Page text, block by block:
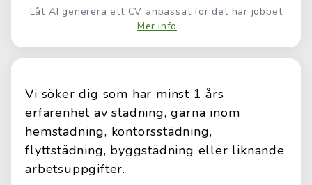
Låt AI generera ett CV anpassat för det här jobbet
Mer info
Vi söker dig som har minst 1 års
erfarenhet av städning, gärna inom
hemstädning, kontorsstädning,
flyttstädning, byggstädning eller liknande
arbetsuppgifter.